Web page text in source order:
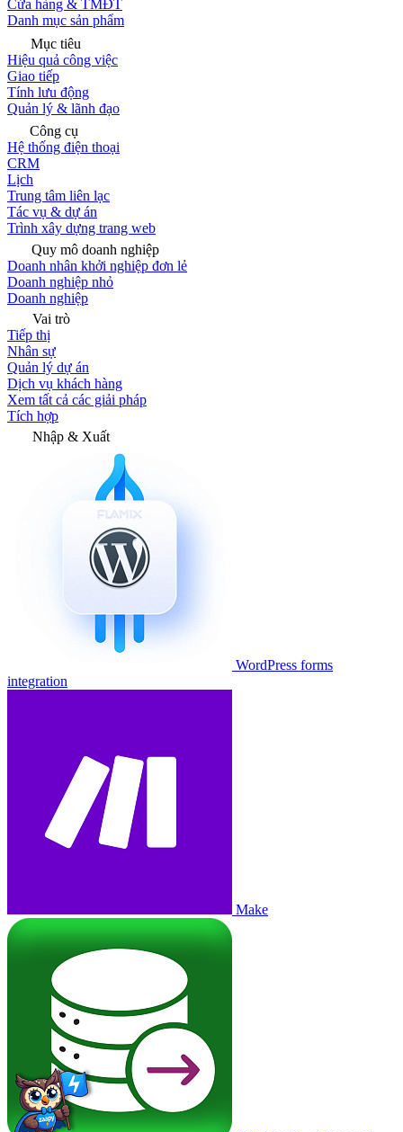
Cửa hàng & TMĐT
Danh mục sản phẩm
Mục tiêu
Hiệu quả công việc
Giao tiếp
Tính lưu động
Quản lý & lãnh đạo
Công cụ
Hệ thống điện thoại
CRM
Lịch
Trung tâm liên lạc
Tác vụ & dự án
Trình xây dựng trang web
Quy mô doanh nghiệp
Doanh nhân khởi nghiệp đơn lẻ
Doanh nghiệp nhỏ
Doanh nghiệp
Vai trò
Tiếp thị
Nhân sự
Quản lý dự án
Dịch vụ khách hàng
Xem tất cả các giải pháp
Tích hợp
Nhập & Xuất
WordPress forms
integration
Make